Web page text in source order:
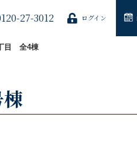
27-3012 ログイン
目 全4棟